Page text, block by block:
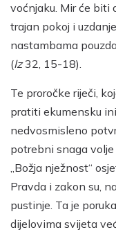
voćnjaku. Mir će biti
trajan pokoj i
nastambama
(Iz32, 15-18).
Te proročke riječi,
pratiti ekumensku
nedvosmisleno
potrebni snaga
„Božja nježnost“
Pravda i zakon su,
pustinje. Ta je
dijelovima svijeta